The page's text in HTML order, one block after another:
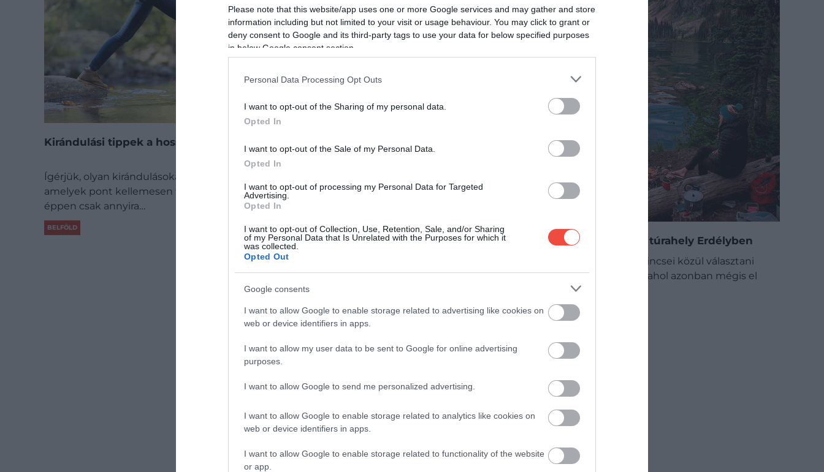
Please note that this website/app uses one or more Google services and may gather and store
information including but not limited to your visit or usage behaviour. You may click to grant or
deny consent to Google and its third-party tags to use your data for below specified purposes
in below Google consent section.
Personal Data Processing Opt Outs
I want to opt-out of the Sharing of my personal data.
Opted In
I want to opt-out of the Sale of my Personal Data.
Opted In
I want to opt-out of processing my Personal Data for Targeted
Advertising.
Opted In
I want to opt-out of Collection, Use, Retention, Sale, and/or Sharing
of my Personal Data that Is Unrelated with the Purposes for which it
was collected.
Opted Out
Google consents
I want to allow Google to enable storage related to advertising like cookies on
web or device identifiers in apps.
I want to allow my user data to be sent to Google for online advertising
purposes.
I want to allow Google to send me personalized advertising.
I want to allow Google to enable storage related to analytics like cookies on
web or device identifiers in apps.
I want to allow Google to enable storage related to functionality of the website
or app.
Kirándulási tippek a hosszú hétvégére
Ígérjük, olyan kirándulásokat mutatunk,
amelyek pont kellemesen fárasztanak el,
éppen csak annyira…
BELFÖLD
magunk lehetünk
Normafa, Tihany vagy Dobogókő jusson
BELFÖLD
15 kihagyhatatlan túrahely Erdélyben
Erdély természeti kincsei közül választani
piszkosul nehéz, valahol azonban mégis el
kell…
ÚTI CÉL